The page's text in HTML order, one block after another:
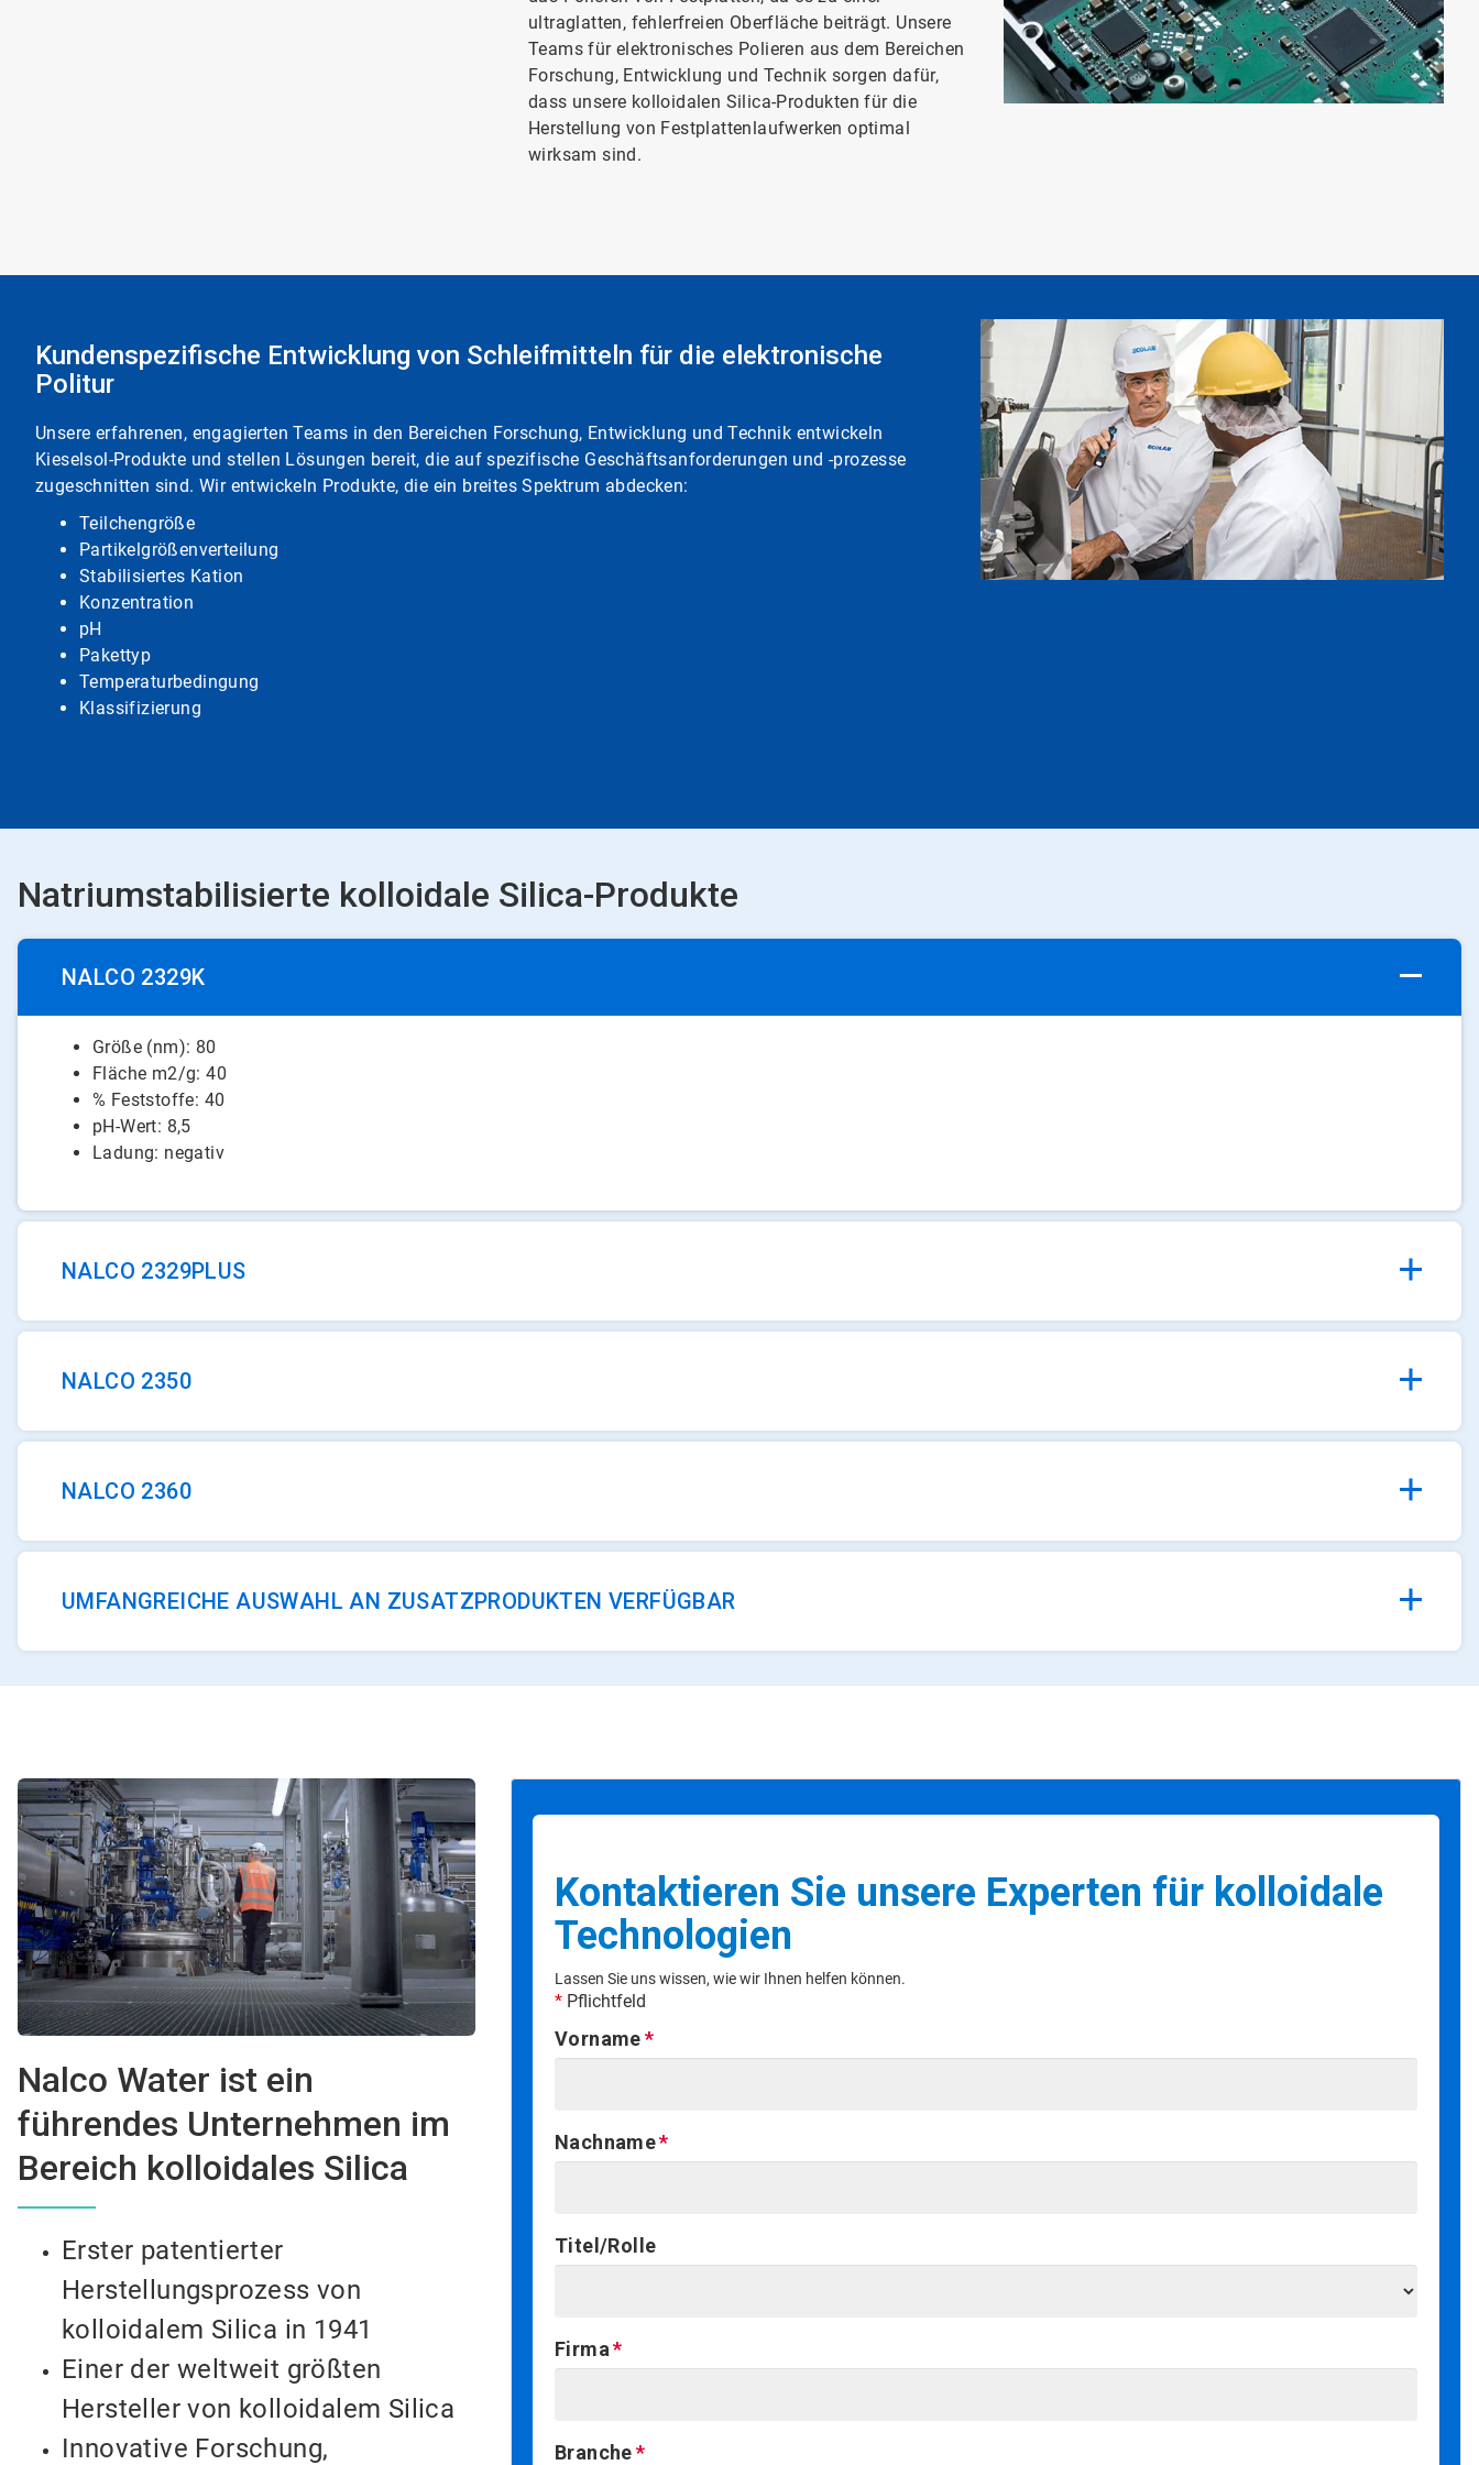
ultraglatten, fehlerfreien Oberfläche beiträgt. Unsere
Teams für elektronisches Polieren aus dem Bereichen
Forschung, Entwicklung und Technik sorgen dafür,
dass unsere kolloidalen Silica-Produkten für die
Herstellung von Festplattenlaufwerken optimal
wirksam sind.
Kundenspezifische Entwicklung von Schleifmitteln für die elektronische
Politur
Unsere erfahrenen, engagierten Teams in den Bereichen Forschung, Entwicklung und Technik entwickeln
Kieselsol-Produkte und stellen Lösungen bereit, die auf spezifische Geschäftsanforderungen und -prozesse
zugeschnitten sind. Wir entwickeln Produkte, die ein breites Spektrum abdecken:
Teilchengröße
Partikelgrößenverteilung
Stabilisiertes Kation
Konzentration
pH
Pakettyp
Temperaturbedingung
Klassifizierung​​​​​​​
Natriumstabilisierte kolloidale Silica-Produkte
NALCO 2329K
Größe (nm): 80
Fläche m2/g: 40
% Feststoffe: 40
pH-Wert: 8,5
Ladung: negativ
NALCO 2329PLUS
NALCO 2350
NALCO 2360
UMFANGREICHE AUSWAHL AN ZUSATZPRODUKTEN VERFÜGBAR
Nalco Water ist ein
führendes Unternehmen im
Bereich kolloidales Silica
Erster patentierter
Herstellungsprozess von
kolloidalem Silica in 1941
Einer der weltweit größten
Hersteller von kolloidalem Silica
Innovative Forschung,
Kontaktieren Sie unsere Experten für kolloidale
Technologien
Lassen Sie uns wissen, wie wir Ihnen helfen können.
*Pflichtfeld
Vorname
Nachname
Titel/Rolle
Firma
Branche